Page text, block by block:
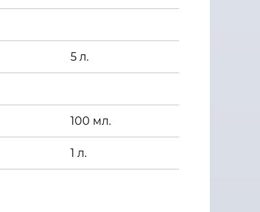
5 л.
100 мл.
1 л.